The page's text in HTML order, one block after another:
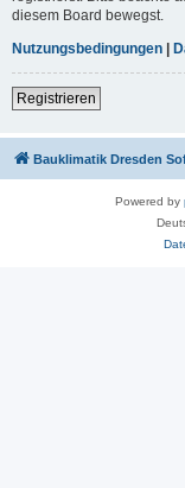
diesem Board bewegst.
Nutzungsbedingungen |
Registrieren
Bauklimatik Dresden
Powered by